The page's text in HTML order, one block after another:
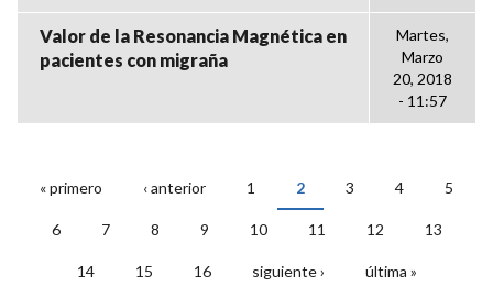
Valor de la Resonancia Magnética en
pacientes con migraña
Martes,
Marzo
20, 2018
- 11:57
PÁGINAS
« primero ‹ anterior 1 2 3 4 5
6 7 8 9 10 11 12 13
14 15 16 siguiente › última »